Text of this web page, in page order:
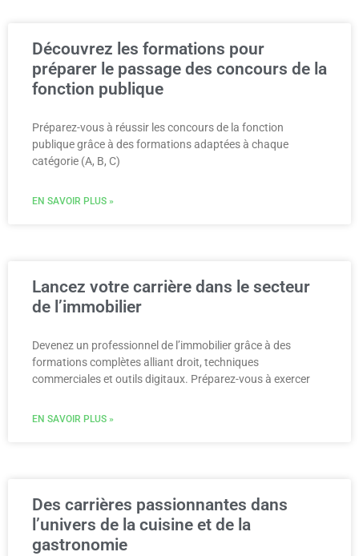
Découvrez les formations pour
préparer le passage des concours de la
fonction publique
Préparez-vous à réussir les concours de la fonction
publique grâce à des formations adaptées à chaque
catégorie (A, B, C)
EN SAVOIR PLUS »
Lancez votre carrière dans le secteur
de l’immobilier
Devenez un professionnel de l’immobilier grâce à des
formations complètes alliant droit, techniques
commerciales et outils digitaux. Préparez-vous à exercer
EN SAVOIR PLUS »
Des carrières passionnantes dans
l’univers de la cuisine et de la
gastronomie